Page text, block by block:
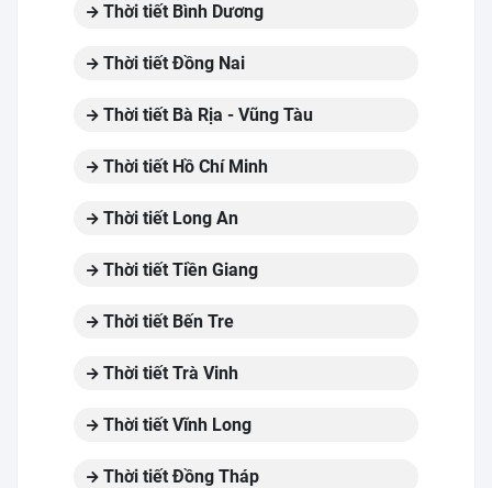
Thời tiết Bình Dương
Thời tiết Đồng Nai
Thời tiết Bà Rịa - Vũng Tàu
Thời tiết Hồ Chí Minh
Thời tiết Long An
Thời tiết Tiền Giang
Thời tiết Bến Tre
Thời tiết Trà Vinh
Thời tiết Vĩnh Long
Thời tiết Đồng Tháp